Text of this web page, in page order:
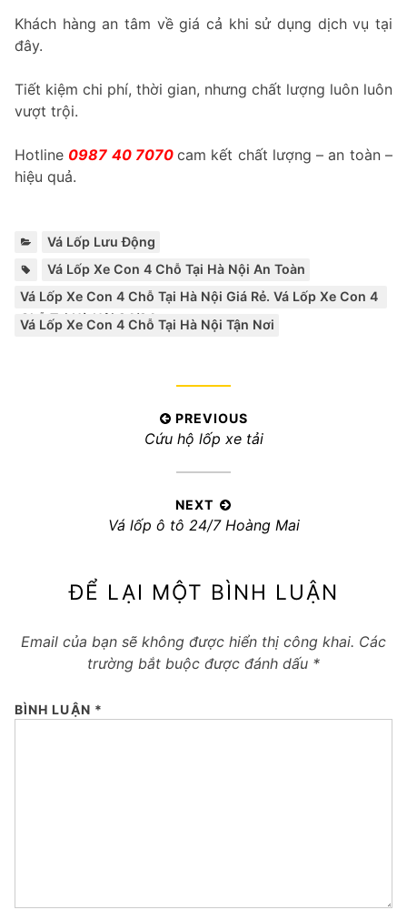
Khách hàng an tâm về giá cả khi sử dụng dịch vụ tại
đây.
Tiết kiệm chi phí, thời gian, nhưng chất lượng luôn luôn
vượt trội.
Hotline 0987 40 7070 cam kết chất lượng – an toàn –
hiệu quả.
Vá Lốp Lưu Động
Vá Lốp Xe Con 4 Chỗ Tại Hà Nội An Toàn
Vá Lốp Xe Con 4 Chỗ Tại Hà Nội Giá Rẻ. Vá Lốp Xe Con 4
Chỗ Tại Hà Nội 24/24
Vá Lốp Xe Con 4 Chỗ Tại Hà Nội Tận Nơi
PREVIOUS
Previous
Cứu hộ lốp xe tải
NEXT
Next
Vá lốp ô tô 24/7 Hoàng Mai
ĐỂ LẠI MỘT BÌNH LUẬN
Email của bạn sẽ không được hiển thị công khai. Các
trường bắt buộc được đánh dấu *
BÌNH LUẬN *